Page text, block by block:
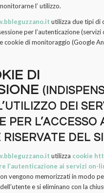
l’ utilizzo.
utilizza due tipi di
per l’autenticazione (servizi
cookie di monitoraggio (Google
DI
DEI
PER L’ACCESSO
RISERVATE DEL
utilizza cookie
l’autenticazione ai servizi on-
vengono memorizzati in modo
e si eliminano con la